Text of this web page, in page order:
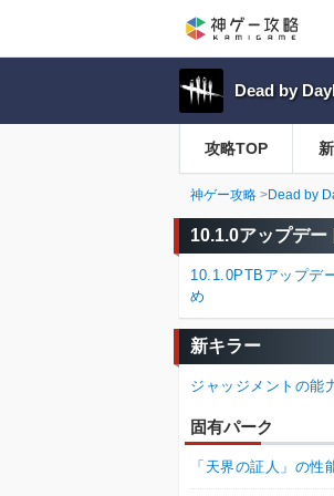
Dead by
攻略TOP
神ゲー攻略 Dead by
10.1.0アップデー
10.1.0PTBアップデ
め
新キラー
ジャッジメントの能
固有パーク
「天界の証人」の性